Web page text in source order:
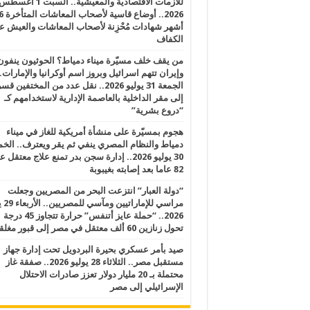
2026.. أوضاع قاسية لأصحاب المعاشات المتأخرة 6
أشهر شهادات مُحْزِنة لأصحاب المعاشات والعيش
الكفاف
من يقف خلف مسيّرة ميناء دمياط؟ الحوثيون
وإيران تتهم اسرائيل وبروز اسم أوكرانيا
الجمعة 31 يوليو 2026.. نقل عدد من المختفين
إلى مقر الداخلية بالعاصمة الإدارية لاستخدامهم كـ
“دروع بشرية”
هجوم بمسيّرة على منشأة أمريكية للغاز في ميناء
دمياط والنظام المصري ينفي ثم يقر ويعترف..
30 يوليو 2026.. إدارة سجن بدر تمنع علاج
82 عاما بعد إصابته بغيبوبة
“دولة العبار” انتزعت البحر من المصريين وجعلت
2026.. “حملة عايز أتنفس” حرارة تتجاوز 45 درجة
تحول زنازين 60 ألف معتقل في مصر إلى قبور مغلقة
صيد بأمر عسكري بحيرة البردويل تحت إدارة جهاز
مستقبل مصر.. الثلاثاء 28 يوليو 2026.. صفقة غاز
محتملة بـ 20 مليار دولار تعزز صادرات الاحتلال
الإسرائيلي إلى مصر